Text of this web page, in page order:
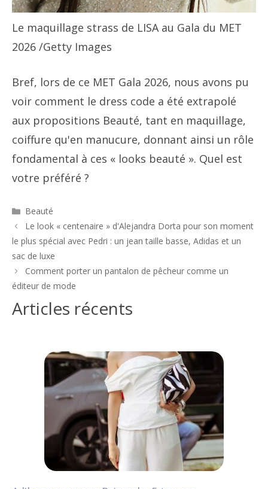
Le maquillage strass de LISA au Gala du MET
2026 /Getty Images
Bref, lors de ce MET Gala 2026, nous avons pu
voir comment le dress code a été extrapolé
aux propositions Beauté, tant en maquillage,
coiffure qu'en manucure, donnant ainsi un rôle
fondamental à ces « looks beauté ». Quel est
votre préféré ?
Catégories
Beauté
Navigation
des
articles
Le look « centenaire » d'Alejandra Dorta pour son moment
le plus spécial avec Pedri : un jean taille basse, Adidas et un
sac de luxe
Comment porter un pantalon de pêcheur comme un
éditeur de mode
Articles récents